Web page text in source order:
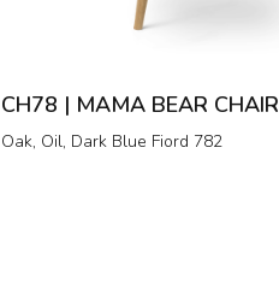
CH78 | MAMA BEAR CHAIR
Oak, Oil, Dark Blue Fiord 782